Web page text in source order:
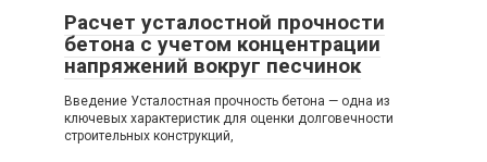
Расчет усталостной прочности
бетона с учетом концентрации
напряжений вокруг песчинок
Введение Усталостная прочность бетона — одна из
ключевых характеристик для оценки долговечности
строительных конструкций,